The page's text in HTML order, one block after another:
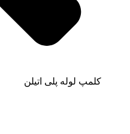
کلمپ لوله پلی اتیلن